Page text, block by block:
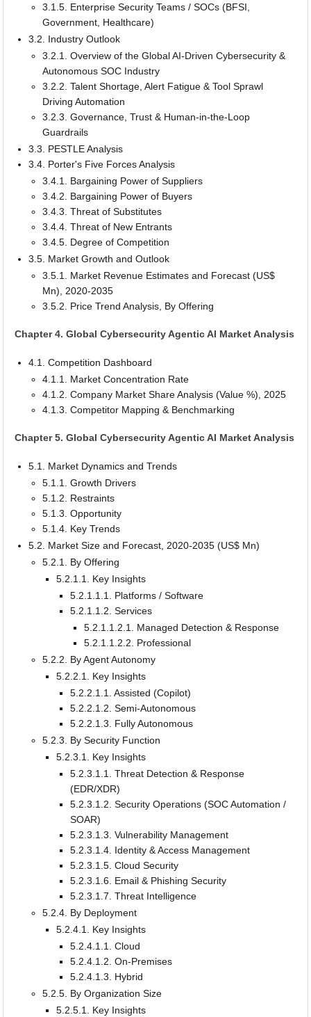
3.1.5. Enterprise Security Teams / SOCs (BFSI,
Government, Healthcare)
3.2. Industry Outlook
3.2.1. Overview of the Global AI-Driven Cybersecurity &
Autonomous SOC Industry
3.2.2. Talent Shortage, Alert Fatigue & Tool Sprawl
Driving Automation
3.2.3. Governance, Trust & Human-in-the-Loop
Guardrails
3.3. PESTLE Analysis
3.4. Porter's Five Forces Analysis
3.4.1. Bargaining Power of Suppliers
3.4.2. Bargaining Power of Buyers
3.4.3. Threat of Substitutes
3.4.4. Threat of New Entrants
3.4.5. Degree of Competition
3.5. Market Growth and Outlook
3.5.1. Market Revenue Estimates and Forecast (US$
Mn), 2020-2035
3.5.2. Price Trend Analysis, By Offering
Chapter 4. Global Cybersecurity Agentic AI Market Analysis
4.1. Competition Dashboard
4.1.1. Market Concentration Rate
4.1.2. Company Market Share Analysis (Value %), 2025
4.1.3. Competitor Mapping & Benchmarking
Chapter 5. Global Cybersecurity Agentic AI Market Analysis
5.1. Market Dynamics and Trends
5.1.1. Growth Drivers
5.1.2. Restraints
5.1.3. Opportunity
5.1.4. Key Trends
5.2. Market Size and Forecast, 2020-2035 (US$ Mn)
5.2.1. By Offering
5.2.1.1. Key Insights
5.2.1.1.1. Platforms / Software
5.2.1.1.2. Services
5.2.1.1.2.1. Managed Detection & Response
5.2.1.1.2.2. Professional
5.2.2. By Agent Autonomy
5.2.2.1. Key Insights
5.2.2.1.1. Assisted (Copilot)
5.2.2.1.2. Semi-Autonomous
5.2.2.1.3. Fully Autonomous
5.2.3. By Security Function
5.2.3.1. Key Insights
5.2.3.1.1. Threat Detection & Response
(EDR/XDR)
5.2.3.1.2. Security Operations (SOC Automation /
SOAR)
5.2.3.1.3. Vulnerability Management
5.2.3.1.4. Identity & Access Management
5.2.3.1.5. Cloud Security
5.2.3.1.6. Email & Phishing Security
5.2.3.1.7. Threat Intelligence
5.2.4. By Deployment
5.2.4.1. Key Insights
5.2.4.1.1. Cloud
5.2.4.1.2. On-Premises
5.2.4.1.3. Hybrid
5.2.5. By Organization Size
5.2.5.1. Key Insights